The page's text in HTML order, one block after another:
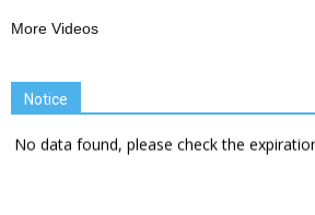
More Videos
Notice
No data found, please check the